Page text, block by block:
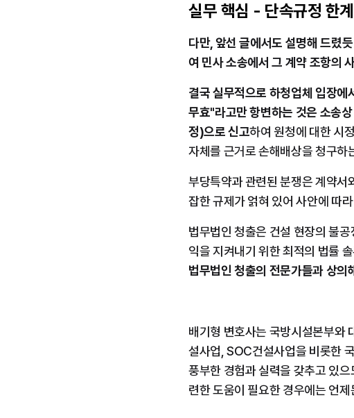
실무 핵심 - 단속규정 한
다만, 앞선 글에서도 설명해 드렸
여 민사 소송에서 그 계약 조항의
결국 실무적으로 하청업체 입장
무효"라고만 항변하는 것은 소송
정)으로 신고하여 원청에 대한 시
자체를 근거로 손해배상을 청구하
부당특약과 관련된 분쟁은 계약서
잡한 규제가 얽혀 있어 사안에 따
법무법인 청출은 건설 현장의 불
익을 지켜내기 위한 최적의 법률
법무법인 청출의 전문가들과 상의
배기형 변호사는 국방시설본부와
설사업, SOC건설사업을 비롯한
풍부한 경험과 실력을 갖추고 있
련한 도움이 필요한 경우에는 언